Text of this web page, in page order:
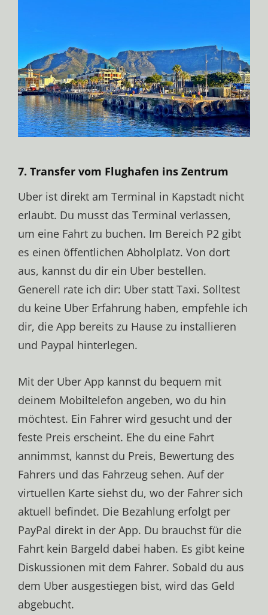
7. Transfer vom Flughafen ins Zentrum
Uber ist direkt am Terminal in Kapstadt nicht
erlaubt. Du musst das Terminal verlassen,
um eine Fahrt zu buchen. Im Bereich P2 gibt
es einen öffentlichen Abholplatz. Von dort
aus, kannst du dir ein Uber bestellen.
Generell rate ich dir: Uber statt Taxi. Solltest
du keine Uber Erfahrung haben, empfehle ich
dir, die App bereits zu Hause zu installieren
und Paypal hinterlegen.
Mit der Uber App kannst du bequem mit
deinem Mobiltelefon angeben, wo du hin
möchtest. Ein Fahrer wird gesucht und der
feste Preis erscheint. Ehe du eine Fahrt
annimmst, kannst du Preis, Bewertung des
Fahrers und das Fahrzeug sehen. Auf der
virtuellen Karte siehst du, wo der Fahrer sich
aktuell befindet. Die Bezahlung erfolgt per
PayPal direkt in der App. Du brauchst für die
Fahrt kein Bargeld dabei haben. Es gibt keine
Diskussionen mit dem Fahrer. Sobald du aus
dem Uber ausgestiegen bist, wird das Geld
abgebucht.